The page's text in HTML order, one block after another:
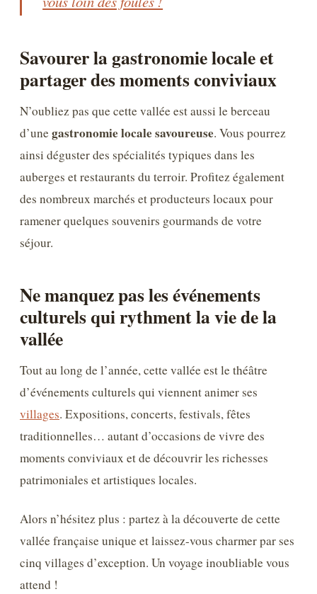
Savourer la gastronomie locale et
partager des moments conviviaux
N’oubliez pas que cette vallée est aussi le berceau
d’une gastronomie locale savoureuse. Vous pourrez
ainsi déguster des spécialités typiques dans les
auberges et restaurants du terroir. Profitez également
des nombreux marchés et producteurs locaux pour
ramener quelques souvenirs gourmands de votre
séjour.
Ne manquez pas les événements
culturels qui rythment la vie de la
vallée
Tout au long de l’année, cette vallée est le théâtre
d’événements culturels qui viennent animer ses
villages. Expositions, concerts, festivals, fêtes
traditionnelles… autant d’occasions de vivre des
moments conviviaux et de découvrir les richesses
patrimoniales et artistiques locales.
Alors n’hésitez plus : partez à la découverte de cette
vallée française unique et laissez-vous charmer par ses
cinq villages d’exception. Un voyage inoubliable vous
attend !